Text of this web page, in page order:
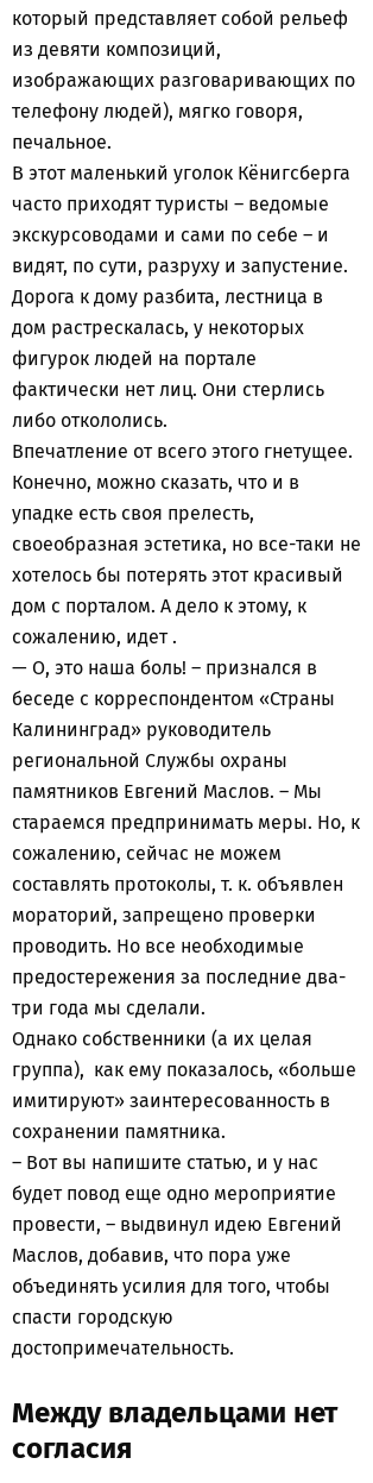
который представляет собой рельеф
из девяти композиций,
изображающих разговаривающих по
телефону людей), мягко говоря,
печальное.
В этот маленький уголок Кёнигсберга
часто приходят туристы – ведомые
экскурсоводами и сами по себе – и
видят, по сути, разруху и запустение.
Дорога к дому разбита, лестница в
дом растрескалась, у некоторых
фигурок людей на портале
фактически нет лиц. Они стерлись
либо откололись.
Впечатление от всего этого гнетущее.
Конечно, можно сказать, что и в
упадке есть своя прелесть,
своеобразная эстетика, но все-таки не
хотелось бы потерять этот красивый
дом с порталом. А дело к этому, к
сожалению, идет .
— О, это наша боль! – признался в
беседе с корреспондентом «Страны
Калининград» руководитель
региональной Службы охраны
памятников Евгений Маслов. – Мы
стараемся предпринимать меры. Но, к
сожалению, сейчас не можем
составлять протоколы, т. к. объявлен
мораторий, запрещено проверки
проводить. Но все необходимые
предостережения за последние два-
три года мы сделали.
Однако собственники (а их целая
группа), как ему показалось, «больше
имитируют» заинтересованность в
сохранении памятника.
– Вот вы напишите статью, и у нас
будет повод еще одно мероприятие
провести, – выдвинул идею Евгений
Маслов, добавив, что пора уже
объединять усилия для того, чтобы
спасти городскую
достопримечательность.
Между владельцами нет
согласия